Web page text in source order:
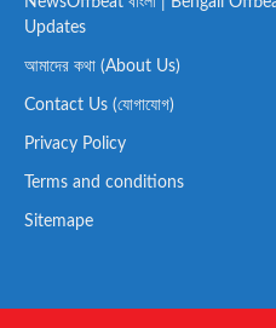
Updates
আমাদের কথা (About Us)
Contact Us (যোগাযোগ)
Privacy Policy
Terms and conditions
Sitemape